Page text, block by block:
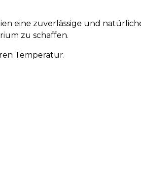
eine zuverlässige und
zu schaffen.
Temperatur.